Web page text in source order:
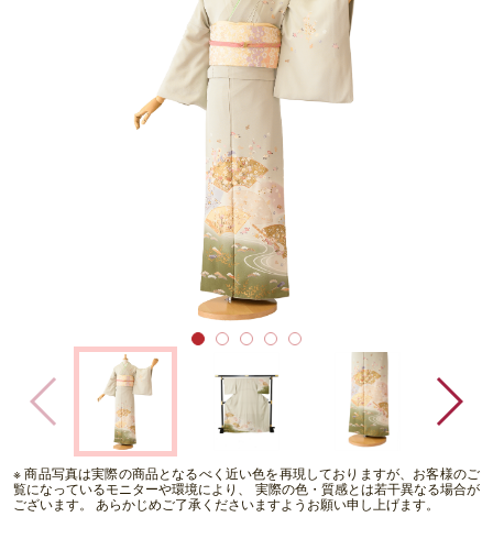
※ 商品写真は実際の商品となるべく近い色を再現しておりますが、お客様のご
覧になっているモニターや環境により、 実際の色・質感とは若干異なる場合が
ございます。 あらかじめご了承くださいますようお願い申し上げます。